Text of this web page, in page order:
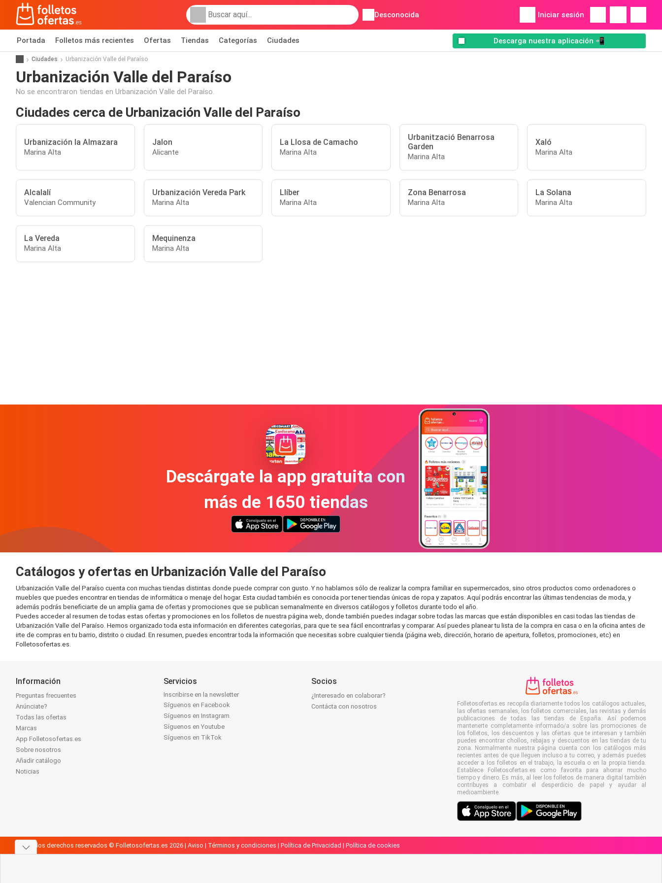
Desconocida Iniciar sesión
Portada Folletos más recientes Ofertas Tiendas Categorías Ciudades Descarga nuestra aplicación 📲
Ciudades Urbanización Valle del Paraíso
Urbanización Valle del Paraíso
No se encontraron tiendas en Urbanización Valle del Paraíso.
Ciudades cerca de Urbanización Valle del Paraíso
Urbanización la Almazara
Marina Alta
Jalon
Alicante
La Llosa de Camacho
Marina Alta
Urbanització Benarrosa
Garden
Marina Alta
Xaló
Marina Alta
Alcalalí
Valencian Community
Urbanización Vereda Park
Marina Alta
Llíber
Marina Alta
Zona Benarrosa
Marina Alta
La Solana
Marina Alta
La Vereda
Marina Alta
Mequinenza
Marina Alta
Descárgate la app gratuita con
más de 1650 tiendas
Catálogos y ofertas en Urbanización Valle del Paraíso
Urbanización Valle del Paraíso cuenta con muchas tiendas distintas donde puede comprar con gusto. Y no hablamos sólo de realizar la compra familiar en supermercados, sino otros productos como ordenadores o
muebles que puedes encontrar en tiendas de informática o menaje del hogar. Esta ciudad también es conocida por tener tiendas únicas de ropa y zapatos. Aquí podrás encontrar las últimas tendencias de moda, y
además podrás beneficiarte de un amplia gama de ofertas y promociones que se publican semanalmente en diversos catálogos y folletos durante todo el año.
Puedes acceder al resumen de todas estas ofertas y promociones en los folletos de nuestra página web, donde también puedes indagar sobre todas las marcas que están disponibles en casi todas las tiendas de
Urbanización Valle del Paraíso. Hemos organizado toda esta información en diferentes categorías, para que te sea fácil encontrarlas y comparar. Así puedes planear tu lista de la compra en casa o en la oficina antes de
irte de compras en tu barrio, distrito o ciudad. En resumen, puedes encontrar toda la información que necesitas sobre cualquier tienda (página web, dirección, horario de apertura, folletos, promociones, etc) en
Folletosofertas.es.
Información
Preguntas frecuentes
Anúnciate?
Todas las ofertas
Marcas
App Folletosofertas.es
Sobre nosotros
Añadir catálogo
Noticias
Servicios
Inscribirse en la newsletter
Síguenos en Facebook
Síguenos en Instagram
Síguenos en Youtube
Síguenos en TikTok
Socios
¿Interesado en colaborar?
Contácta con nosotros
Folletosofertas.es recopila diariamente todos los catálogos actuales,
las ofertas semanales, los folletos comerciales, las revistas y demás
publicaciones de todas las tiendas de España. Así podemos
mantenerte completamente informado/a sobre las promociones de
los folletos, los descuentos y las ofertas que te interesan y también
puedes encontrar chollos, rebajas y descuentos en las tiendas de tu
zona. Normalmente nuestra página cuenta con los catálogos más
recientes antes de que lleguen incluso a tu correo, y además puedes
acceder a los folletos en el trabajo, la escuela o en la propia tienda.
Establece Folletosofertas.es como favorita para ahorrar mucho
tiempo y dinero. Es más, al leer los folletos de manera digital también
contribuyes a combatir el desperdicio de papel y ayudar al
medioambiente.
Todos los derechos reservados © Folletosofertas.es 2026 | Aviso | Términos y condiciones | Política de Privacidad | Política de cookies